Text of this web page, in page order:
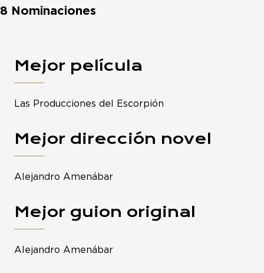
8 Nominaciones
Mejor película
Las Producciones del Escorpión
Mejor dirección novel
Alejandro Amenábar
Mejor guion original
Alejandro Amenábar